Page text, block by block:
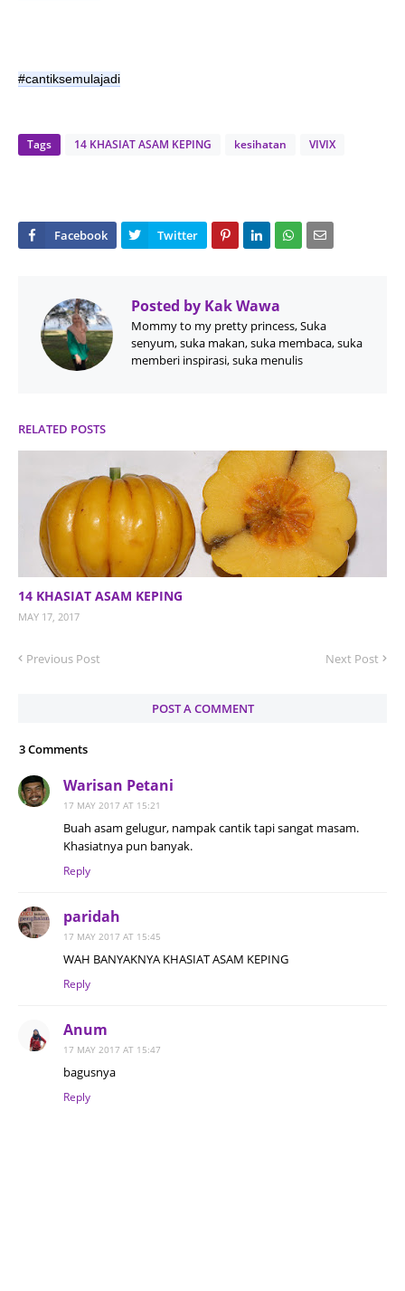
#cantiksemulajadi
Tags 14 KHASIAT ASAM KEPING kesihatan VIVIX
Posted by Kak Wawa
Mommy to my pretty princess, Suka
senyum, suka makan, suka membaca, suka
memberi inspirasi, suka menulis
RELATED POSTS
14 KHASIAT ASAM KEPING
MAY 17, 2017
Previous Post Next Post
POST A COMMENT
3 Comments
Warisan Petani
17 MAY 2017 AT 15:21
Buah asam gelugur, nampak cantik tapi sangat masam.
Khasiatnya pun banyak.
Reply
paridah
17 MAY 2017 AT 15:45
WAH BANYAKNYA KHASIAT ASAM KEPING
Reply
Anum
17 MAY 2017 AT 15:47
bagusnya
Reply